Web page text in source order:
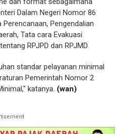
Dalam Negeri Nomor 86
Pengendalian
Tata cara Evakuasi
RPJPD dan RPJMD.
standar pelayanan minimal
Pemerintah Nomor 2
katanya. (wan)